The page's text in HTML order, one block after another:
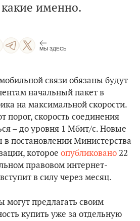
какие именно.
МЫ ЗДЕСЬ
связи обязаны будут
начальный пакет в
на максимальной скорости.
порог, скорость соединения
– до уровня 1 Мбит/с. Новые
постановлении Министерства
которое опубликовано 22
правовом интернет-
в силу через месяц.
могут предлагать своим
купить уже за отдельную